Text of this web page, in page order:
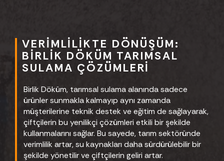
VERIMLILIKTE DÖNÜŞÜM:
BIRLIK DÖKÜM TARIMSAL
SULAMA ÇÖZÜMLERI
Birlik Döküm, tarımsal sulama alanında sadece
ürünler sunmakla kalmayıp aynı zamanda
müşterilerine teknik destek ve eğitim de sağlayarak,
çiftçilerin bu yenilikçi çözümleri etkili bir şekilde
kullanmalarını sağlar. Bu sayede, tarım sektöründe
verimlilik artar, su kaynakları daha sürdürülebilir bir
şekilde yönetilir ve çiftçilerin geliri artar.